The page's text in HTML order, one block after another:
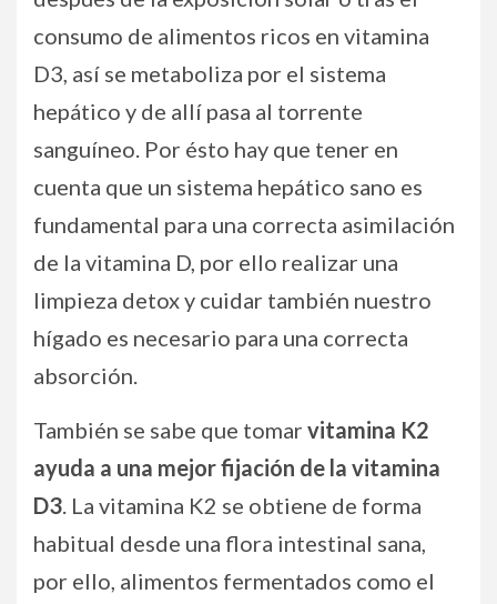
consumo de alimentos ricos en vitamina
D3, así se metaboliza por el sistema
hepático y de allí pasa al torrente
sanguíneo. Por ésto hay que tener en
cuenta que un sistema hepático sano es
fundamental para una correcta asimilación
de la vitamina D, por ello realizar una
limpieza detox y cuidar también nuestro
hígado es necesario para una correcta
absorción.
También se sabe que tomar vitamina K2
ayuda a una mejor fijación de la vitamina
D3. La vitamina K2 se obtiene de forma
habitual desde una flora intestinal sana,
por ello, alimentos fermentados como el